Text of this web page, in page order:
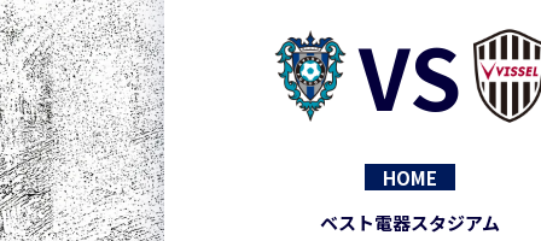
VS
HOME
ベスト電器スタジアム